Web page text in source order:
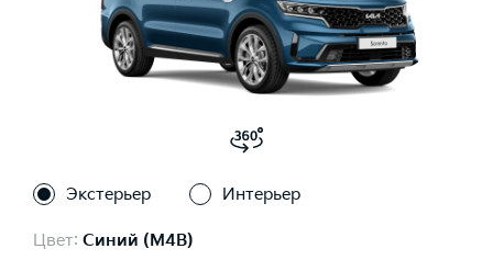
Экстерьер Интерьер
Цвет: Синий (M4B)